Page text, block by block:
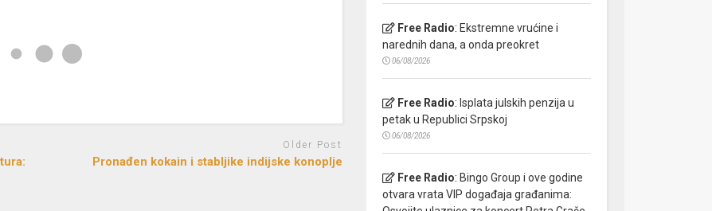
Older Post
Pronađen kokain i stabljike indijske konoplje
Free Radio: Ekstremne vrućine i
narednih dana, a onda preokret
06/08/2026
Free Radio: Isplata julskih penzija u
petak u Republici Srpskoj
06/08/2026
Free Radio: Bingo Group i ove godine
otvara vrata VIP događaja građanima: